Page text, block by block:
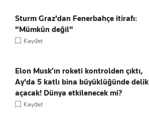
Sturm Graz'dan Fenerbahçe itirafı:
"Mümkün değil"
Kaydet
Elon Musk’ın roketi kontrolden çıktı,
Ay'da 5 katlı bina büyüklüğünde delik
açacak! Dünya etkilenecek mi?
Kaydet